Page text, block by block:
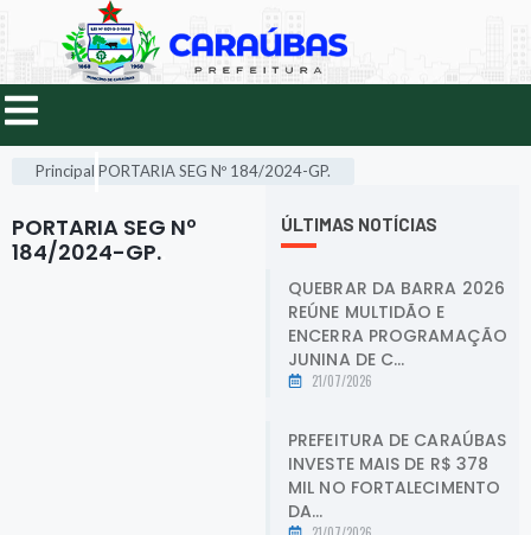
Principal PORTARIA SEG Nº 184/2024-GP.
PORTARIA SEG Nº
184/2024-GP.
ÚLTIMAS NOTÍCIAS
QUEBRAR DA BARRA 2026
REÚNE MULTIDÃO E
ENCERRA PROGRAMAÇÃO
JUNINA DE C...
21/07/2026
PREFEITURA DE CARAÚBAS
INVESTE MAIS DE R$ 378
MIL NO FORTALECIMENTO
DA...